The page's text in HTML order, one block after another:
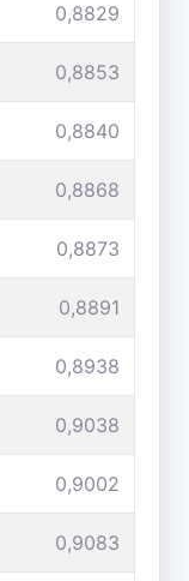
0,8829
0,8853
0,8840
0,8868
0,8873
0,8891
0,8938
0,9038
0,9002
0,9083